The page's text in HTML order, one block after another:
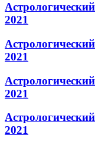
2021
2021
2021
2021